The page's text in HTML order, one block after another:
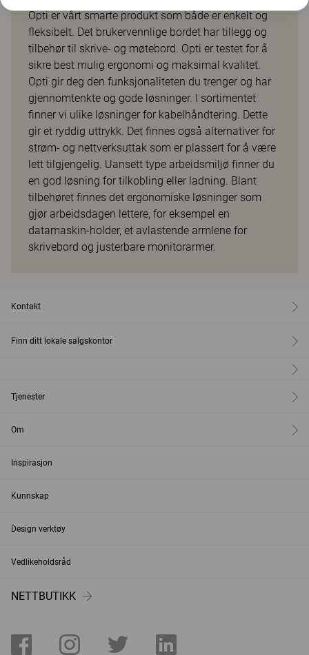
Opti er vårt smarte produkt som både er enkelt og
fleksibelt. Det brukervennlige bordet har tillegg og
tilbehør til skrive- og møtebord. Opti er testet for å
sikre best mulig ergonomi og maksimal kvalitet.
Opti gir deg den funksjonaliteten du trenger og har
gjennomtenkte og gode løsninger. I sortimentet
finner vi ulike løsninger for kabelhåndtering. Dette
gir et ryddig uttrykk. Det finnes også alternativer for
strøm- og nettverksuttak som er plassert for å være
lett tilgjengelig. Uansett type arbeidsmiljø finner du
en god løsning for tilkobling eller ladning. Blant
tilbehøret finnes det ergonomiske løsninger som
gjør arbeidsdagen lettere, for eksempel en
datamaskin-holder, et avlastende armlene for
skrivebord og justerbare monitorarmer.
Kontakt
Finn ditt lokale salgskontor
Tjenester
Om
Inspirasjon
Kunnskap
Design verktøy
Vedlikeholdsråd
NETTBUTIKK